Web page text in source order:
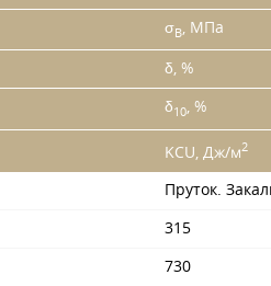
σB, МПа
δ, %
δ10, %
KCU, Дж/м2
Пруток.
315
730